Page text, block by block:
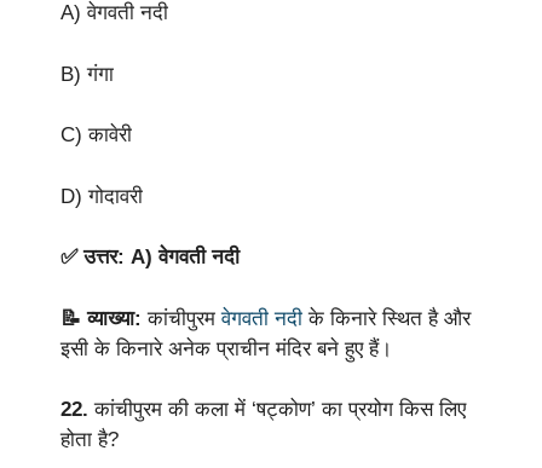
A) वेगवती नदी
B) गंगा
C) कावेरी
D) गोदावरी
✅ उत्तर: A) वेगवती नदी
📝 व्याख्या:कांचीपुरमवेगवती नदी के किनारे स्थित है और
इसी के किनारे अनेक प्राचीन मंदिर बने हुए हैं।
22.कांचीपुरम की कला में ‘षट्कोण’ का प्रयोग किस लिए
होता है?